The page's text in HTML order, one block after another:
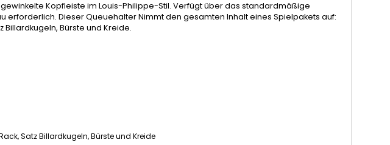
Kopfleiste im Louis-Philippe-Stil. Verfügt über das standardmäßige
erforderlich. Dieser Queuehalter Nimmt den gesamten Inhalt eines Spielpakets auf:
Billardkugeln, Bürste und Kreide.
Satz Billardkugeln, Bürste und Kreide